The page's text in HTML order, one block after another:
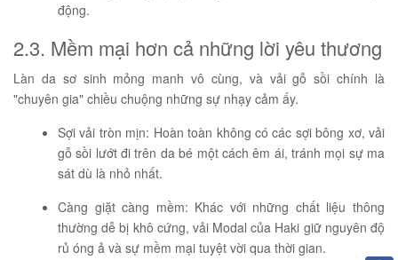
động.
2.3. Mềm mại hơn cả những lời yêu thương
Làn da sơ sinh mỏng manh vô cùng, và vải gỗ sồi chính là
"chuyên gia" chiều chuộng những sự nhạy cảm ấy.
Sợi vải tròn mịn: Hoàn toàn không có các sợi bông xơ, vải
gỗ sồi lướt đi trên da bé một cách êm ái, tránh mọi sự ma
sát dù là nhỏ nhất.
Càng giặt càng mềm: Khác với những chất liệu thông
thường dễ bị khô cứng, vải Modal của Haki giữ nguyên độ
rủ óng ả và sự mềm mại tuyệt vời qua thời gian.